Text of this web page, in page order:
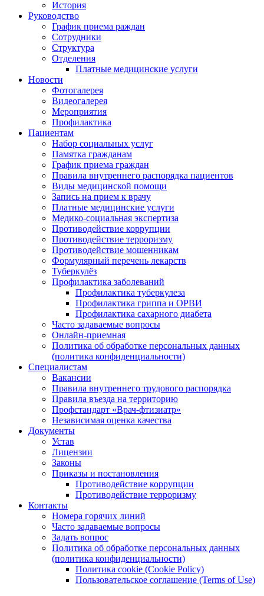
История
Руководство
График приема раждан
Сотрудники
Структура
Отделения
Платные медицинские услуги
Новости
Фотогалерея
Видеогалерея
Мероприятия
Профилактика
Пациентам
Набор социальных услуг
Памятка гражданам
График приема граждан
Правила внутреннего распорядка пациентов
Виды медицинской помощи
Запись на прием к врачу
Платные медицинские услуги
Медико-социальная экспертиза
Противодействие коррупции
Противодействие терроризму
Противодействие мошенникам
Формулярный перечень лекарств
Туберкулёз
Профилактика заболеваний
Профилактика туберкулеза
Профилактика гриппа и ОРВИ
Профилактика сахарного диабета
Часто задаваемые вопросы
Онлайн-приемная
Политика об обработке персональных данных
(политика конфиденциальности)
Специалистам
Вакансии
Правила внутреннего трудового распорядка
Правила въезда на территорию
Профстандарт «Врач-фтизиатр»
Независимая оценка качества
Документы
Устав
Лицензии
Законы
Приказы и постановления
Противодействие коррупции
Противодействие терроризму
Контакты
Номера горячих линий
Часто задаваемые вопросы
Задать вопрос
Политика об обработке персональных данных
(политика конфиденциальности)
Политика cookie (Cookie Policy)
Пользовательское соглашение (Terms of Use)